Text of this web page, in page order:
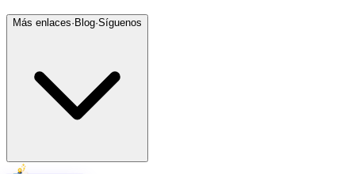
Más enlaces· Blog·Síguenos